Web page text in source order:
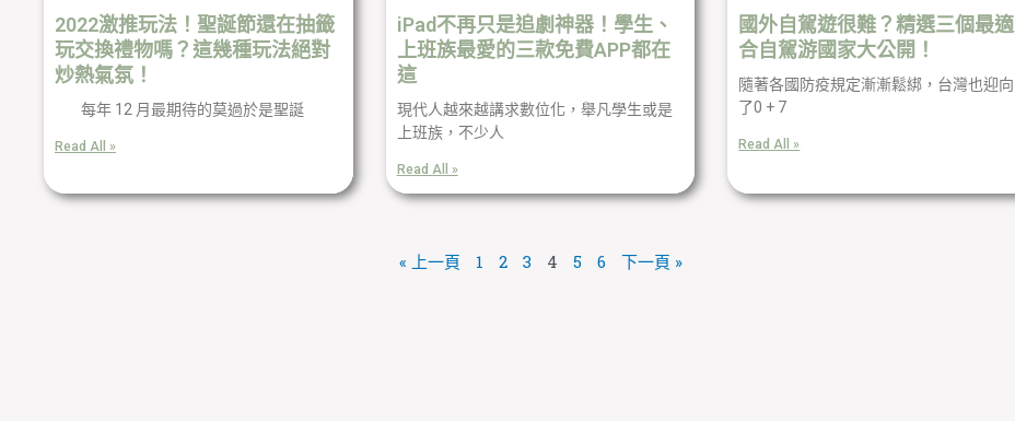
2022激推玩法！聖誕節還在抽籤
玩交換禮物嗎？這幾種玩法絕對
炒熱氣氛！
每年 12 月最期待的莫過於是聖誕
Read All »
iPad不再只是追劇神器！學生、
上班族最愛的三款免費APP都在
這
現代人越來越講求數位化，舉凡學生或是
上班族，不少人
Read All »
國外自駕遊很難？精選三個最適
合自駕游國家大公開！
隨著各國防疫規定漸漸鬆綁，台灣也迎向
了0 + 7
Read All »
« 上一頁 1 2 3 4 5 6 下一頁 »